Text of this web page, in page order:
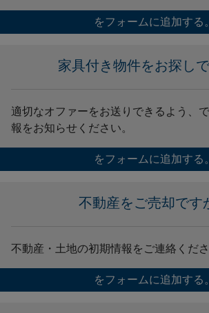
をフォームに追加する。
家具付き物件をお探し
適切なオファーをお送りできるよう、
報をお知らせください。
をフォームに追加する。
不動産をご売却です
不動産・土地の初期情報をご連絡くださ
をフォームに追加する。